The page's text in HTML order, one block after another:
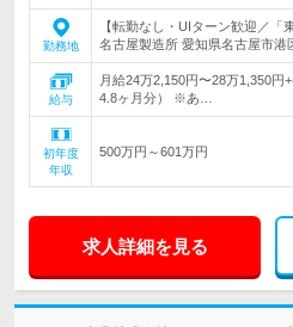
勤務地
【転勤なし・UIターン歓迎／
名古屋製造所 愛知県名古屋市港
給与
月給24万2,150円〜28万1,350円
4.8ヶ月分） ※あ…
初年度
年収
500万円～601万円
求人詳細を見る